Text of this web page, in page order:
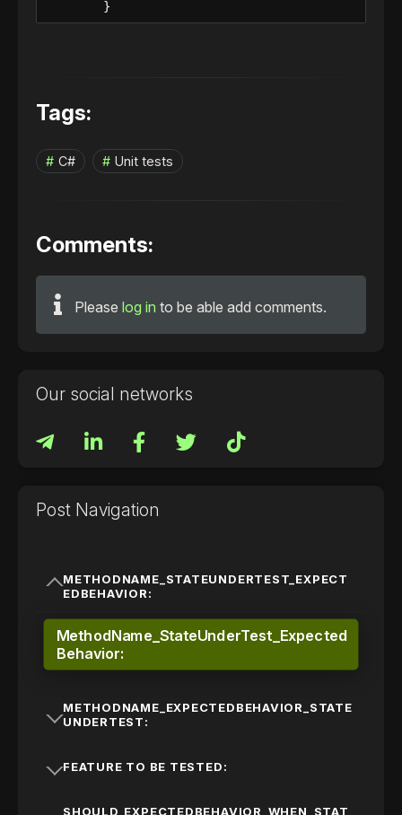
Tags:
C# Unit tests
Comments:
Please log in to be able add comments.
Our social networks
Post Navigation
METHODNAME_STATEUNDERTEST_EXPECT
EDBEHAVIOR: ​
MethodName_StateUnderTest_Expected
Behavior: ​
METHODNAME_EXPECTEDBEHAVIOR_STATE
UNDERTEST:
FEATURE TO BE TESTED:
SHOULD_EXPECTEDBEHAVIOR_WHEN_STAT